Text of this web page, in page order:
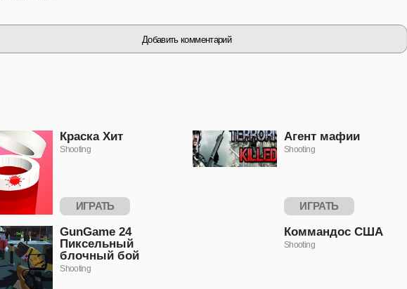
Добавить комментарий
Краска Хит
Shooting
ИГРАТЬ
Агент мафии
Shooting
ИГРАТЬ
GunGame 24
Пиксельный
блочный бой
Shooting
Коммандос США
Shooting